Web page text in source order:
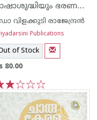
ഭാഷാശുദ്ധിയും ഭരണഭാഷയും
വിളക്കുടി രാജേന്ദ്രന്‍
Publications
of Stock
80.00
5
4
3
2